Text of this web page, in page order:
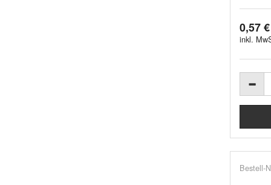
0,57 €
inkl.
Bestell-